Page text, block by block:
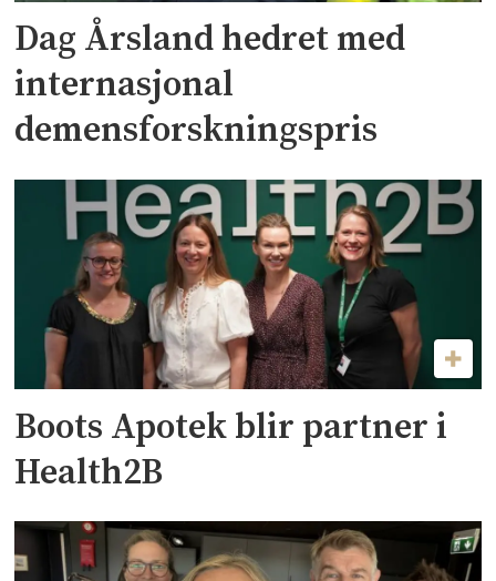
Dag Årsland hedret med
internasjonal
demensforskningspris
Boots Apotek blir partner i
Health2B